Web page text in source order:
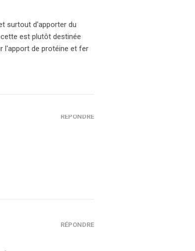
surtout d'apporter du
est plutôt destinée
l'apport de protéine et fer
RÉPONDRE
RÉPONDRE